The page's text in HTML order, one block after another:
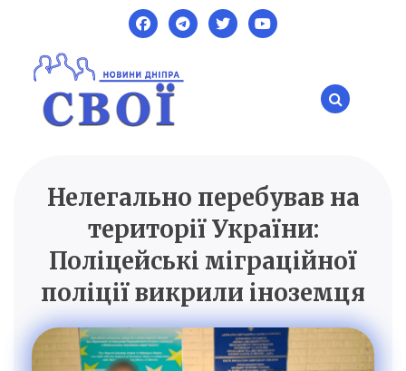
content
SVOI.DP.UA
Новини Дніпра
Нелегально перебував на
території України:
Поліцейські міграційної
поліції викрили іноземця